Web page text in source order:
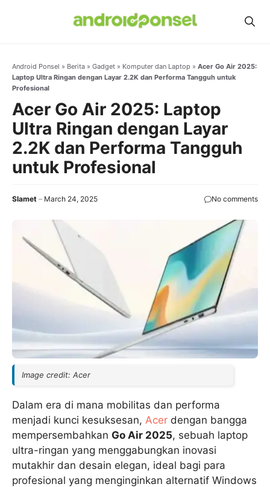
Android Ponsel » Berita » Gadget » Komputer dan Laptop » Acer Go Air 2025:
Laptop Ultra Ringan dengan Layar 2.2K dan Performa Tangguh untuk
Profesional
Acer Go Air 2025: Laptop
Ultra Ringan dengan Layar
2.2K dan Performa Tangguh
untuk Profesional
Slamet March 24, 2025 No comments
Image credit: Acer
Dalam era di mana mobilitas dan performa
menjadi kunci kesuksesan, Acer dengan bangga
mempersembahkan Go Air 2025, sebuah laptop
ultra-ringan yang menggabungkan inovasi
mutakhir dan desain elegan, ideal bagi para
profesional yang menginginkan alternatif Windows